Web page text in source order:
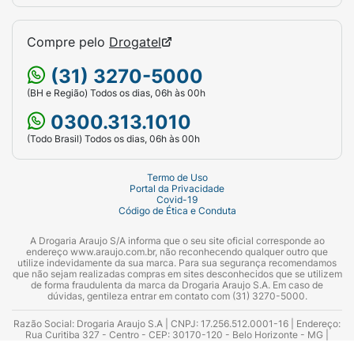
Compre pelo Drogatel
(31) 3270-5000
(BH e Região) Todos os dias, 06h às 00h
0300.313.1010
(Todo Brasil) Todos os dias, 06h às 00h
Termo de Uso
Portal da Privacidade
Covid-19
Código de Ética e Conduta
A Drogaria Araujo S/A informa que o seu site oficial corresponde ao
endereço www.araujo.com.br, não reconhecendo qualquer outro que
utilize indevidamente da sua marca. Para sua segurança recomendamos
que não sejam realizadas compras em sites desconhecidos que se utilizem
de forma fraudulenta da marca da Drogaria Araujo S.A. Em caso de
dúvidas, gentileza entrar em contato com (31) 3270-5000.
Razão Social: Drogaria Araujo S.A | CNPJ: 17.256.512.0001-16 | Endereço:
Rua Curitiba 327 - Centro - CEP: 30170-120 - Belo Horizonte - MG |